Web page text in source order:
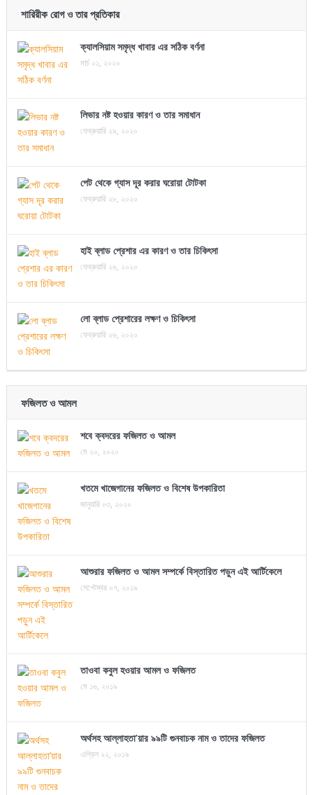
শারিরীক রোগ ও তার প্রতিকার
ক্যালসিয়াম সমৃদ্ধ খাবার এর সঠিক বর্ণনা
মার্চ ০১, ২০২০
লিভার নষ্ট হওয়ার কারণ ও তার সমাধান
ফেব্রুয়ারি ২৯, ২০২০
পেট থেকে গ্যাস দূর করার ঘরোয়া টোটকা
ফেব্রুয়ারি ২৮, ২০২০
হাই ব্লাড প্রেশার এর কারণ ও তার চিকিৎসা
ফেব্রুয়ারি ২৬, ২০২০
লো ব্লাড প্রেশারের লক্ষণ ও চিকিৎসা
ফেব্রুয়ারি ২৬, ২০২০
ফজিলত ও আমল
শবে ক্বদরের ফজিলত ও আমল
মে ২০, ২০২০
খতমে খাজেগানের ফজিলত ও বিশেষ উপকারিতা
জানুয়ারি ০৩, ২০২০
আশুরার ফজিলত ও আমল সম্পর্কে বিস্তারিত পড়ুন এই আর্টিকেলে
সেপ্টেম্বর ০৭, ২০১৯
তাওবা কবুল হওয়ার আমল ও ফজিলত
মে ১৬, ২০১৯
অর্থসহ আল্লাহতা’য়ার ৯৯টি গুনবাচক নাম ও তাদের ফজিলত
এপ্রিল ২২, ২০১৯